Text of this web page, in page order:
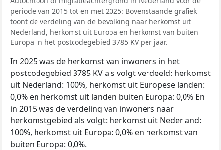
periode van 2015 tot en met 2025: Bovenstaande grafiek
toont de verdeling van de bevolking naar herkomst uit
Nederland, herkomst uit Europa en herkomst van buiten
Europa in het postcodegebied 3785 KV per jaar.
In 2025 was de herkomst van inwoners in het
postcodegebied 3785 KV als volgt verdeeld: herkomst
uit Nederland: 100%, herkomst uit Europese landen:
0,0% en herkomst uit landen buiten Europa: 0,0% En
in 2015 was de verdeling van inwoners naar
herkomstgebied als volgt: herkomst uit Nederland:
100%, herkomst uit Europa: 0,0% en herkomst van
buiten Europa: 0,0%.